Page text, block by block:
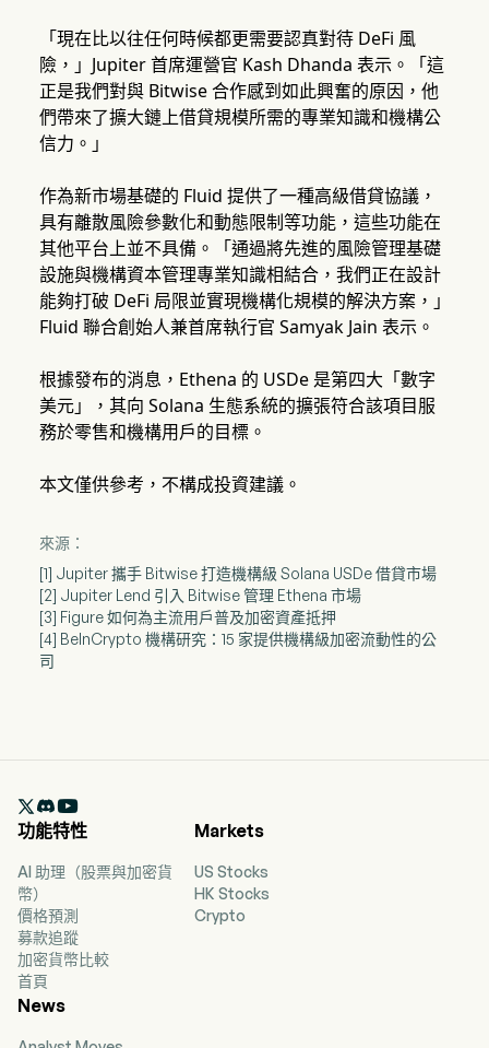
「現在比以往任何時候都更需要認真對待 DeFi 風
險，」Jupiter 首席運營官 Kash Dhanda 表示。「這
正是我們對與 Bitwise 合作感到如此興奮的原因，他
們帶來了擴大鏈上借貸規模所需的專業知識和機構公
信力。」
作為新市場基礎的 Fluid 提供了一種高級借貸協議，
具有離散風險參數化和動態限制等功能，這些功能在
其他平台上並不具備。「通過將先進的風險管理基礎
設施與機構資本管理專業知識相結合，我們正在設計
能夠打破 DeFi 局限並實現機構化規模的解決方案，」
Fluid 聯合創始人兼首席執行官 Samyak Jain 表示。
根據發布的消息，Ethena 的 USDe 是第四大「數字
美元」，其向 Solana 生態系統的擴張符合該項目服
務於零售和機構用戶的目標。
本文僅供參考，不構成投資建議。
來源：
[1] Jupiter 攜手 Bitwise 打造機構級 Solana USDe 借貸市場
[2] Jupiter Lend 引入 Bitwise 管理 Ethena 市場
[3] Figure 如何為主流用戶普及加密資產抵押
[4] BeInCrypto 機構研究：15 家提供機構級加密流動性的公
司

功能特性
AI 助理（股票與加密貨
幣）
價格預測
募款追蹤
加密貨幣比較
首頁
Markets
US Stocks
HK Stocks
Crypto
News